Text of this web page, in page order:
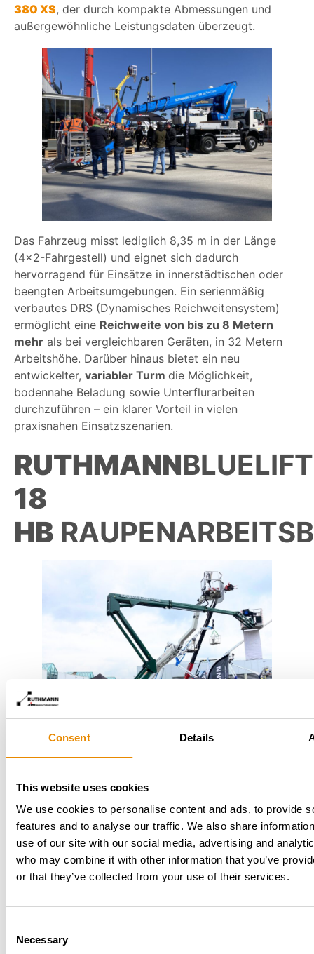
Consent Details
This website uses cookies
We use cookies to personalise content and ads, to provide
features and to analyse our traffic. We also share
use of our site with our social media, advertising and
who may combine it with other information that you’ve
or that they’ve collected from your use of their services.
Selection
Necessary
380 XS, der durch kompakte Abmessungen und
außergewöhnliche Leistungsdaten überzeugt.
Das Fahrzeug misst lediglich 8,35 m in der Länge
(4×2-Fahrgestell) und eignet sich dadurch
hervorragend für Einsätze in innerstädtischen oder
beengten Arbeitsumgebungen. Ein serienmäßig
verbautes DRS (Dynamisches Reichweitensystem)
ermöglicht eine Reichweite von bis zu 8 Metern
mehr als bei vergleichbaren Geräten, in 32 Metern
Arbeitshöhe. Darüber hinaus bietet ein neu
entwickelter, variabler Turm die Möglichkeit,
bodennahe Beladung sowie Unterflurarbeiten
durchzuführen – ein klarer Vorteil in vielen
praxisnahen Einsatzszenarien.
RUTHMANN
18
HB
Ein weiteres Highlight auf dem Messestand ist
die BLUELIFT SA 18 HBin derSonderedition
„Baumpflege-Grün“. Die kompakte
Raupenarbeitsbühne mit18 Metern
Arbeitshöhebesticht durch ihr geringes
Eigengewicht und ihre Vielseitigkeit. Sie eignet sich
Innenhöfe oder unwegsames Gelände. Die grüne
Einsatzzweck im Bereich der Baumpflege. Das Modell